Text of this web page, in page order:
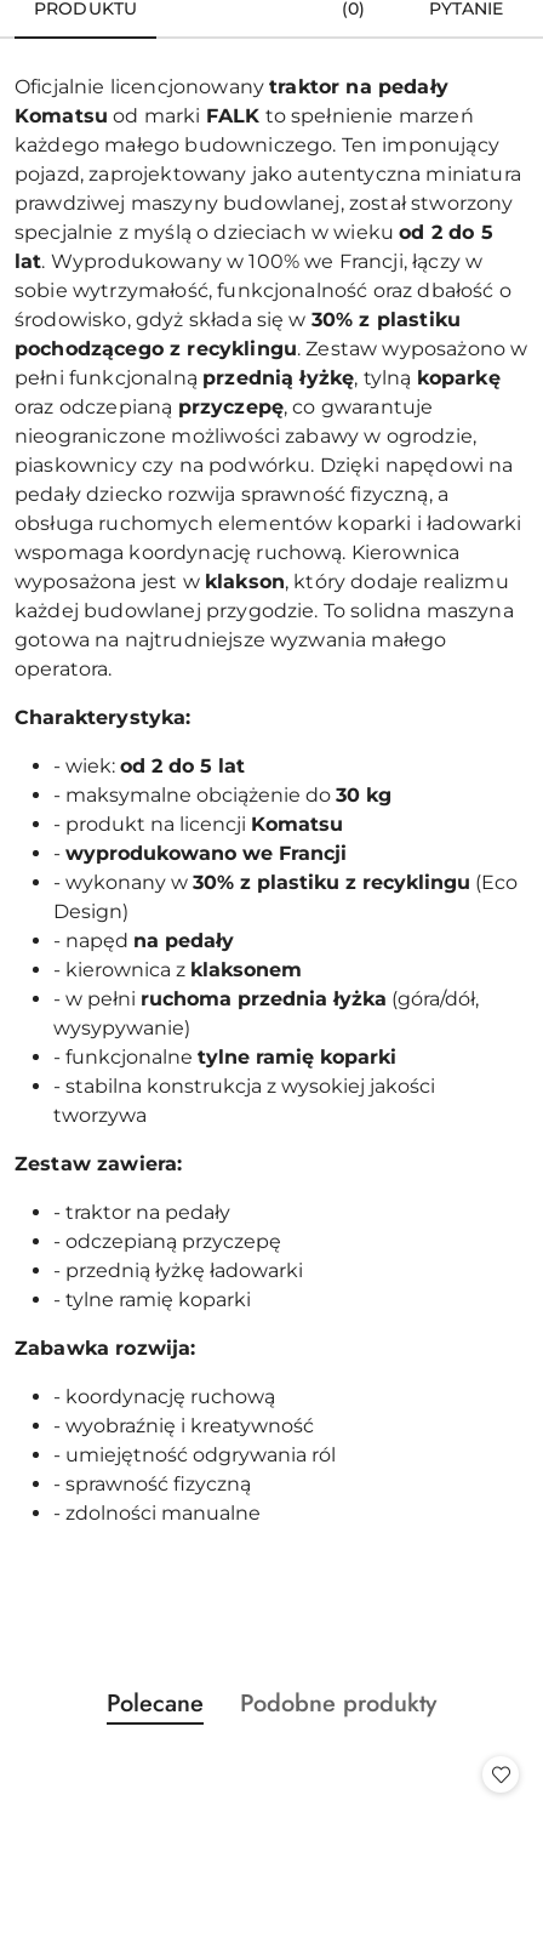
PRODUKTU
(0)
PYTANIE
Oficjalnie licencjonowanytraktor na pedały
Komatsu od marki FALK to spełnienie marzeń
każdego małego budowniczego. Ten imponujący
pojazd, zaprojektowany jako autentyczna miniatura
prawdziwej maszyny budowlanej, został stworzony
specjalnie z myślą o dzieciach w wiekuod 2 do 5
lat. Wyprodukowany w 100% we Francji, łączy w
sobie wytrzymałość, funkcjonalność oraz dbałość o
środowisko, gdyż składa się w 30% z plastiku
pochodzącego z recyklingu. Zestaw wyposażono w
pełni funkcjonalną przednią łyżkę, tylną koparkę
oraz odczepianą przyczepę, co gwarantuje
nieograniczone możliwości zabawy w ogrodzie,
piaskownicy czy na podwórku. Dzięki napędowi na
pedały dziecko rozwija sprawność fizyczną, a
obsługa ruchomych elementów koparki i ładowarki
wspomaga koordynację ruchową. Kierownica
wyposażona jest w klakson, który dodaje realizmu
każdej budowlanej przygodzie. To solidna maszyna
gotowa na najtrudniejsze wyzwania małego
operatora.
Charakterystyka:
- wiek: od 2 do 5 lat
- maksymalne obciążenie do 30 kg
- produkt na licencji Komatsu
- wyprodukowano we Francji
- wykonany w 30% z plastiku z recyklingu (Eco
Design)
- napęd na pedały
- kierownica z klaksonem
- w pełni ruchoma przednia łyżka (góra/dół,
wysypywanie)
- funkcjonalne tylne ramię koparki
- stabilna konstrukcja z wysokiej jakości
tworzywa
Zestaw zawiera:
- traktor na pedały
- odczepianą przyczepę
- przednią łyżkę ładowarki
- tylne ramię koparki
Zabawka rozwija:
- koordynację ruchową
- wyobraźnię i kreatywność
- umiejętność odgrywania ról
- sprawność fizyczną
- zdolności manualne
Pomiń karuzelę produktów
Produkty
o
Polecane
Produkty
Podobne produkty